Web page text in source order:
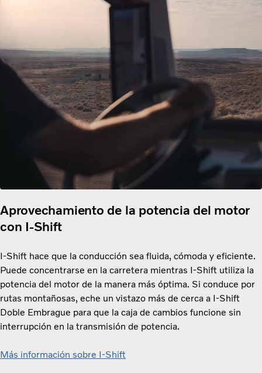
Aprovechamiento de la potencia del motor
con I-Shift
I-Shift hace que la conducción sea fluida, cómoda y eficiente.
Puede concentrarse en la carretera mientras I-Shift utiliza la
potencia del motor de la manera más óptima. Si conduce por
rutas montañosas, eche un vistazo más de cerca a I-Shift
Doble Embrague para que la caja de cambios funcione sin
interrupción en la transmisión de potencia.
Más información sobre I-Shift